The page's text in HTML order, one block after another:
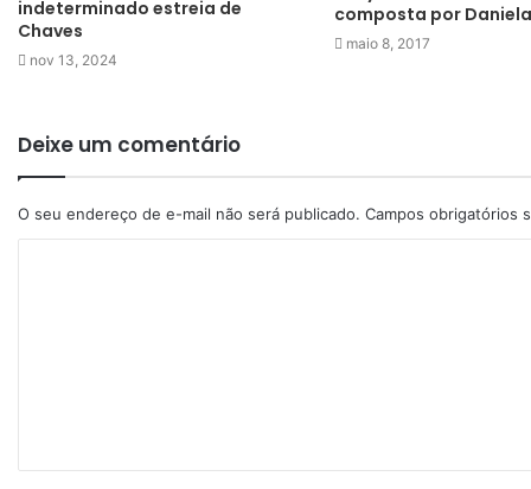
indeterminado estreia de
Chaves
nov 13, 2024
composta por
maio 8, 2017
Deixe um comentário
O seu endereço de e-mail não será publicado. Campos obrigatórios